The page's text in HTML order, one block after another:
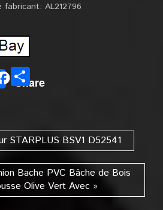
fabricant: AL212796
SharePartager
STARPLUS BSV1 D52541
Bache PVC Bâche de Bois
Olive Vert Avec »